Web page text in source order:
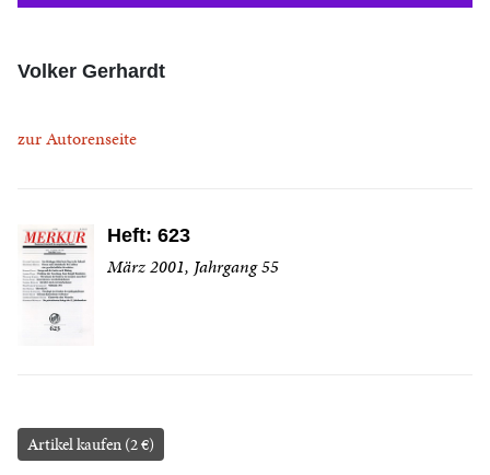
Volker Gerhardt
zur Autorenseite
Heft: 623
März 2001, Jahrgang 55
Artikel kaufen (2 €)